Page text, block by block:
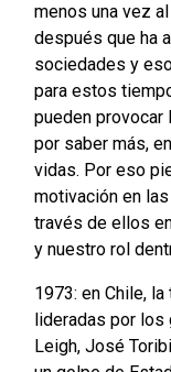
menos una vez
después que ha
sociedades y
para estos
pueden provocar
por saber más,
vidas. Por eso
motivación en
través de ellos
y nuestro rol
1973: en Chile,
lideradas por los
Leigh, José